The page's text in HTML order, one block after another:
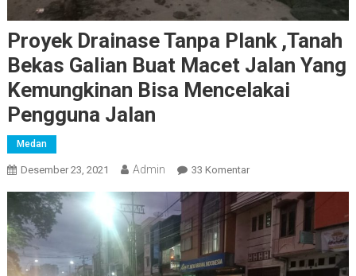
Proyek Drainase Tanpa Plank ,Tanah
Bekas Galian Buat Macet Jalan Yang
Kemungkinan Bisa Mencelakai
Pengguna Jalan
Medan
Desember 23, 2021 Admin 33 KomentarPada
Drainase
Tanpa
Plank
,Tanah